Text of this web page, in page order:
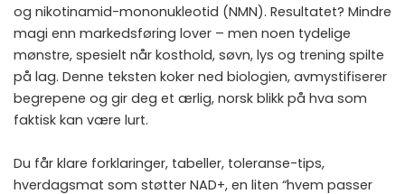
og nikotinamid-mononukleotid (NMN). Resultatet? Mindre
magi enn markedsføring lover – men noen tydelige
mønstre, spesielt når kosthold, søvn, lys og trening spilte
på lag. Denne teksten koker ned biologien, avmystifiserer
begrepene og gir deg et ærlig, norsk blikk på hva som
faktisk kan være lurt.
Du får klare forklaringer, tabeller, toleranse-tips,
hverdagsmat som støtter NAD+, en liten “hvem passer